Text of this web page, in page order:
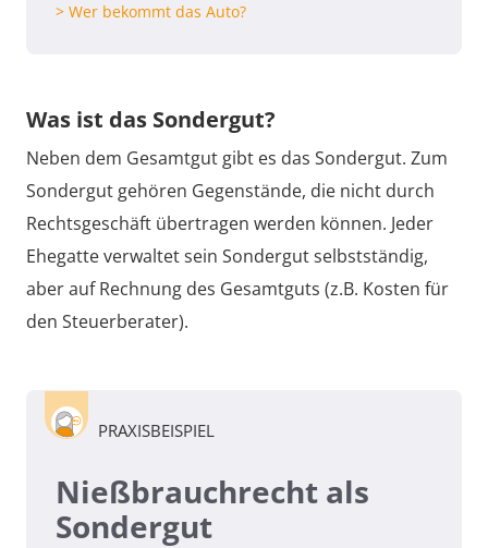
> Wer bekommt das Auto?
Was ist das Sondergut?
Neben dem Gesamtgut gibt es das Sondergut. Zum
Sondergut gehören Gegenstände, die nicht durch
Rechtsgeschäft übertragen werden können. Jeder
Ehegatte verwaltet sein Sondergut selbstständig,
aber auf Rechnung des Gesamtguts (z.B. Kosten für
den Steuerberater).
PRAXISBEISPIEL
Nießbrauchrecht als
Sondergut